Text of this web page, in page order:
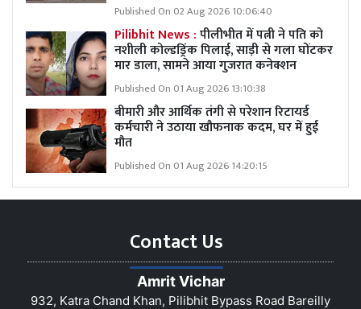
Published On 02 Aug 2026 10:06:40
Pilibhit News :पीलीभीत में पत्नी ने पति को
नशीली कोल्डड्रिंक पिलाई, साड़ी से गला घोंटकर
मार डाला, सामने आया गुजरात कनेक्शन
Published On 01 Aug 2026 13:10:38
बीमारी और आर्थिक तंगी से परेशान रिटायर्ड
कर्मचारी ने उठाया खौफनाक कदम, घर में हुई
मौत
Published On 01 Aug 2026 14:20:15
Contact Us
Amrit Vichar
932, Katra Chand Khan, Pilibhit Bypass Road Bareilly